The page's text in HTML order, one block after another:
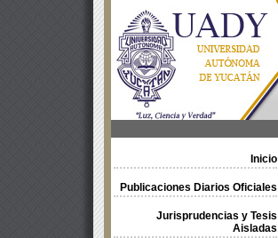
Inicio
Publicaciones Diarios Oficiales
Jurisprudencias y Tesis
Aisladas